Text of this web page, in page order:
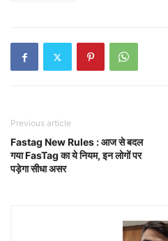
Previous article
Fastag New Rules : आज से बदल
गया FasTag का ये नियम, इन लोगों पर
पड़ेगा सीधा असर